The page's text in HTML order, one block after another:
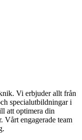
Vi erbjuder allt från
specialutbildningar i
att optimera din
Vårt engagerade team